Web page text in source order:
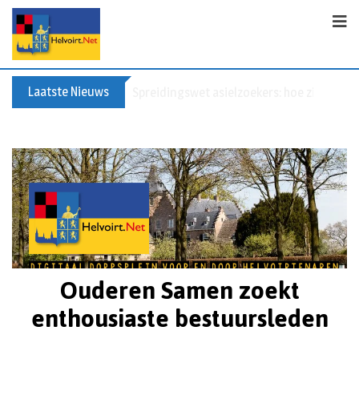
Laatste Nieuws
Ouderen Samen zoekt
enthousiaste bestuursleden